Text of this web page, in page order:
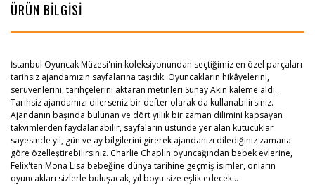
ÜRÜN BİLGİSİ
İstanbul Oyuncak Müzesi'nin koleksiyonundan seçtiğimiz en özel parçaları
tarihsiz ajandamızın sayfalarına taşıdık. Oyuncakların hikâyelerini,
serüvenlerini, tarihçelerini aktaran metinleri Sunay Akın kaleme aldı.
Tarihsiz ajandamızı dilerseniz bir defter olarak da kullanabilirsiniz.
Ajandanın başında bulunan ve dört yıllık bir zaman dilimini kapsayan
takvimlerden faydalanabilir, sayfaların üstünde yer alan kutucuklar
sayesinde yıl, gün ve ay bilgilerini girerek ajandanızı dilediğiniz zamana
göre özelleştirebilirsiniz. Charlie Chaplin oyuncağından bebek evlerine,
Felix'ten Mona Lisa bebeğine dünya tarihine geçmiş isimler, onların
oyuncakları sizlerle buluşacak, yıl boyu size eşlik edecek...